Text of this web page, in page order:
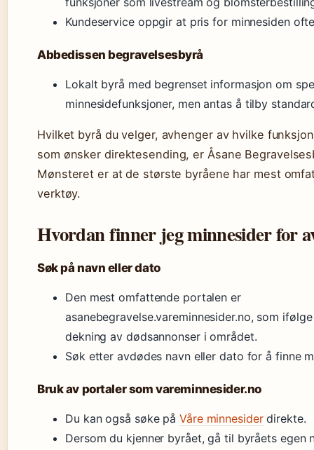
Kundeservice oppgir at pris for minnesiden
Abbedissen begravelsesbyrå
Lokalt byrå med begrenset informasjon om
minnesidefunksjoner, men antas å tilby
Hvilket byrå du velger, avhenger av hvilke
som ønsker direktesending, er Åsane
Mønsteret er at de største byråene har mest
verktøy.
Hvordan finner jeg minnesider for
Søk på navn eller dato
Den mest omfattende portalen er
asanebegravelse.vareminnesider.no, som
dekning av dødsannonser i området.
Søk etter avdødes navn eller dato for å finne
Bruk av portaler som vareminnesider.no
Du kan også søke på Våre minnesiderdirekte.
Dersom du kjenner byrået, gå til byråets egen